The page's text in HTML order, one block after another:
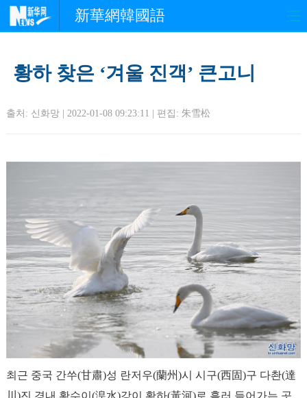
新華網韓國語
경제 사회 포토
중한교류 핫 TV
황하 찾은 ‘겨울 진객’ 큰고니
출처: 신화망 | 2022-01-08 09:23:11 | 편집: 朱雪松
최근 중국 간쑤(甘肅)성 란저우(蘭州)시 시구(西固)구 다촨(達
川)진 경내 황수이(湟水)강이 황하(黃河)로 흘러 들어가는 곳